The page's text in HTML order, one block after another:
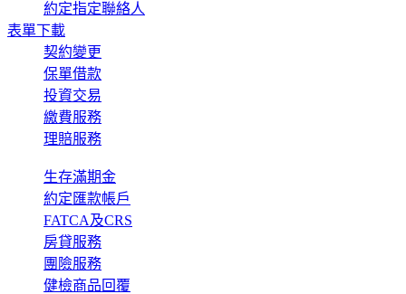
約定指定聯絡人
表單下載
契約變更
保單借款
投資交易
繳費服務
理賠服務
生存滿期金
約定匯款帳戶
FATCA及CRS
房貸服務
團險服務
健檢商品回覆